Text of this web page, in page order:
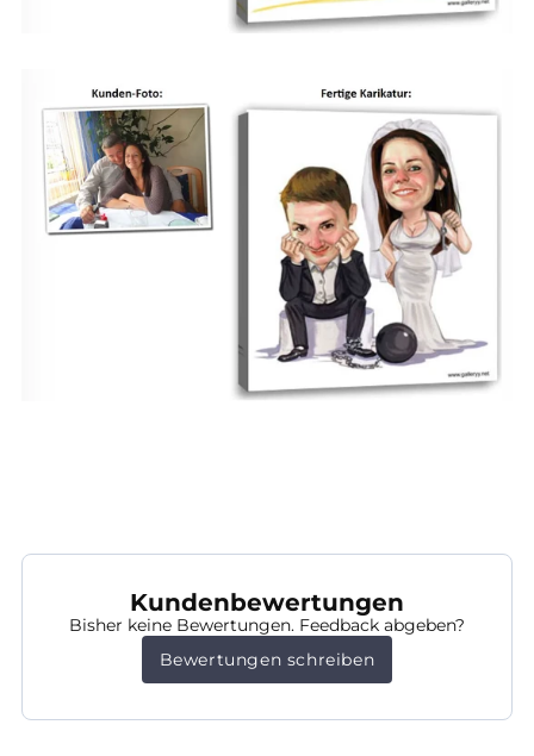
Kundenbewertungen
Bisher keine Bewertungen. Feedback abgeben?
Bewertungen schreiben